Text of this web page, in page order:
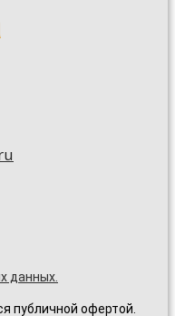
данных.
публичной офертой.